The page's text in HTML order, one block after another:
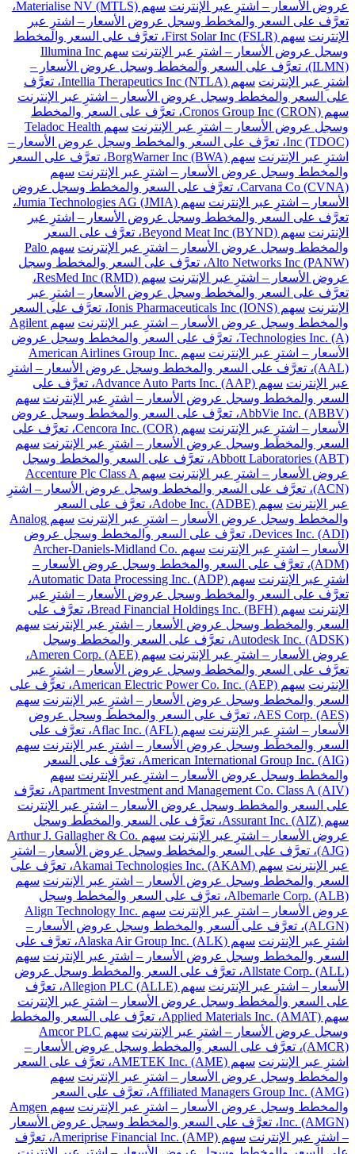
عروض الأسعار – اشترِ عبر الإنترنت
سهم Materialise NV (MTLS)،
تعرَّف على السعر والمخطط وسجل عروض الأسعار – اشترِ عبر
الإنترنت
سهم First Solar Inc (FSLR)، تعرَّف على السعر والمخطط
وسجل عروض الأسعار – اشترِ عبر الإنترنت
سهم Illumina Inc
(ILMN)، تعرَّف على السعر والمخطط وسجل عروض الأسعار –
اشترِ عبر الإنترنت
سهم Intellia Therapeutics Inc (NTLA)، تعرَّف
على السعر والمخطط وسجل عروض الأسعار – اشترِ عبر الإنترنت
سهم Cronos Group Inc (CRON)، تعرَّف على السعر والمخطط
وسجل عروض الأسعار – اشترِ عبر الإنترنت
سهم Teladoc Health
Inc (TDOC)، تعرَّف على السعر والمخطط وسجل عروض الأسعار –
اشترِ عبر الإنترنت
سهم BorgWarner Inc (BWA)، تعرَّف على السعر
والمخطط وسجل عروض الأسعار – اشترِ عبر الإنترنت سهم
Carvana Co (CVNA)، تعرَّف على السعر والمخطط وسجل عروض
الأسعار – اشترِ عبر الإنترنت
سهم Jumia Technologies AG (JMIA)،
تعرَّف على السعر والمخطط وسجل عروض الأسعار – اشترِ عبر
الإنترنت
سهم Beyond Meat Inc (BYND)، تعرَّف على السعر
والمخطط وسجل عروض الأسعار – اشترِ عبر الإنترنت
سهم Palo
Alto Networks Inc (PANW)، تعرَّف على السعر والمخطط وسجل
عروض الأسعار – اشترِ عبر الإنترنت
سهم ResMed Inc (RMD)،
تعرَّف على السعر والمخطط وسجل عروض الأسعار – اشترِ عبر
الإنترنت
سهم Ionis Pharmaceuticals Inc (IONS)، تعرَّف على السعر
والمخطط وسجل عروض الأسعار – اشترِ عبر الإنترنت
سهم Agilent
Technologies Inc. (A)، تعرَّف على السعر والمخطط وسجل عروض
الأسعار – اشترِ عبر الإنترنت
سهم American Airlines Group Inc.
(AAL)، تعرَّف على السعر والمخطط وسجل عروض الأسعار – اشترِ
عبر الإنترنت
سهم Advance Auto Parts Inc. (AAP)، تعرَّف على
السعر والمخطط وسجل عروض الأسعار – اشترِ عبر الإنترنت سهم
AbbVie Inc. (ABBV)، تعرَّف على السعر والمخطط وسجل عروض
الأسعار – اشترِ عبر الإنترنت
سهم Cencora Inc. (COR)، تعرَّف على
السعر والمخطط وسجل عروض الأسعار – اشترِ عبر الإنترنت سهم
Abbott Laboratories (ABT)، تعرَّف على السعر والمخطط وسجل
عروض الأسعار – اشترِ عبر الإنترنت
سهم Accenture Plc Class A
(ACN)، تعرَّف على السعر والمخطط وسجل عروض الأسعار – اشترِ
عبر الإنترنت
سهم Adobe Inc. (ADBE)، تعرَّف على السعر
والمخطط وسجل عروض الأسعار – اشترِ عبر الإنترنت
سهم Analog
Devices Inc. (ADI)، تعرَّف على السعر والمخطط وسجل عروض
الأسعار – اشترِ عبر الإنترنت
سهم Archer-Daniels-Midland Co.
(ADM)، تعرَّف على السعر والمخطط وسجل عروض الأسعار –
اشترِ عبر الإنترنت
سهم Automatic Data Processing Inc. (ADP)،
تعرَّف على السعر والمخطط وسجل عروض الأسعار – اشترِ عبر
الإنترنت
سهم Bread Financial Holdings Inc. (BFH)، تعرَّف على
السعر والمخطط وسجل عروض الأسعار – اشترِ عبر الإنترنت سهم
Autodesk Inc. (ADSK)، تعرَّف على السعر والمخطط وسجل
عروض الأسعار – اشترِ عبر الإنترنت
سهم Ameren Corp. (AEE)،
تعرَّف على السعر والمخطط وسجل عروض الأسعار – اشترِ عبر
الإنترنت
سهم American Electric Power Co. Inc. (AEP)، تعرَّف على
السعر والمخطط وسجل عروض الأسعار – اشترِ عبر الإنترنت سهم
AES Corp. (AES)، تعرَّف على السعر والمخطط وسجل عروض
الأسعار – اشترِ عبر الإنترنت
سهم Aflac Inc. (AFL)، تعرَّف على
السعر والمخطط وسجل عروض الأسعار – اشترِ عبر الإنترنت سهم
American International Group Inc. (AIG)، تعرَّف على السعر
والمخطط وسجل عروض الأسعار – اشترِ عبر الإنترنت سهم
Apartment Investment and Management Co. Class A (AIV)، تعرَّف
على السعر والمخطط وسجل عروض الأسعار – اشترِ عبر الإنترنت
سهم Assurant Inc. (AIZ)، تعرَّف على السعر والمخطط وسجل
عروض الأسعار – اشترِ عبر الإنترنت
سهم Arthur J. Gallagher & Co.
(AJG)، تعرَّف على السعر والمخطط وسجل عروض الأسعار – اشترِ
عبر الإنترنت
سهم Akamai Technologies Inc. (AKAM)، تعرَّف على
السعر والمخطط وسجل عروض الأسعار – اشترِ عبر الإنترنت سهم
Albemarle Corp. (ALB)، تعرَّف على السعر والمخطط وسجل
عروض الأسعار – اشترِ عبر الإنترنت
سهم Align Technology Inc.
(ALGN)، تعرَّف على السعر والمخطط وسجل عروض الأسعار –
اشترِ عبر الإنترنت
سهم Alaska Air Group Inc. (ALK)، تعرَّف على
السعر والمخطط وسجل عروض الأسعار – اشترِ عبر الإنترنت سهم
Allstate Corp. (ALL)، تعرَّف على السعر والمخطط وسجل عروض
الأسعار – اشترِ عبر الإنترنت
سهم Allegion PLC (ALLE)، تعرَّف
على السعر والمخطط وسجل عروض الأسعار – اشترِ عبر الإنترنت
سهم Applied Materials Inc. (AMAT)، تعرَّف على السعر والمخطط
وسجل عروض الأسعار – اشترِ عبر الإنترنت
سهم Amcor PLC
(AMCR)، تعرَّف على السعر والمخطط وسجل عروض الأسعار –
اشترِ عبر الإنترنت
سهم AMETEK Inc. (AME)، تعرَّف على السعر
والمخطط وسجل عروض الأسعار – اشترِ عبر الإنترنت سهم
Affiliated Managers Group Inc. (AMG)، تعرَّف على السعر
والمخطط وسجل عروض الأسعار – اشترِ عبر الإنترنت
سهم Amgen
Inc. (AMGN)، تعرَّف على السعر والمخطط وسجل عروض الأسعار
– اشترِ عبر الإنترنت
سهم Ameriprise Financial Inc. (AMP)، تعرَّف